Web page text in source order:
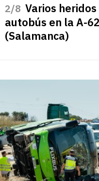
/8 Varios
autobús en la A-
(Salamanca)